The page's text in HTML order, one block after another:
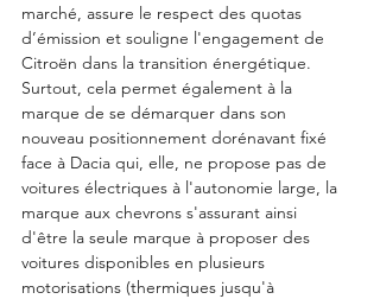
marché, assure le respect des quotas
d’émission et souligne l'engagement de
Citroën dans la transition énergétique.
Surtout, cela permet également à la
marque de se démarquer dans son
nouveau positionnement dorénavant fixé
face à Dacia qui, elle, ne propose pas de
voitures électriques à l'autonomie large, la
marque aux chevrons s'assurant ainsi
d'être la seule marque à proposer des
voitures disponibles en plusieurs
motorisations (thermiques jusqu'à